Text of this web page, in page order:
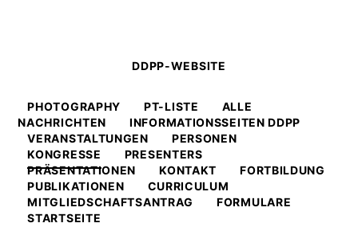
DDPP-WEBSITE
PHOTOGRAPHY PT-LISTE
ALLE
NACHRICHTEN
INFORMATIONSSEITEN DDPP
VERANSTALTUNGEN
PERSONEN
KONGRESSE
PRESENTERS
PRÄSENTATIONEN
KONTAKT
FORTBILDUNG
PUBLIKATIONEN
CURRICULUM
MITGLIEDSCHAFTSANTRAG
FORMULARE
STARTSEITE